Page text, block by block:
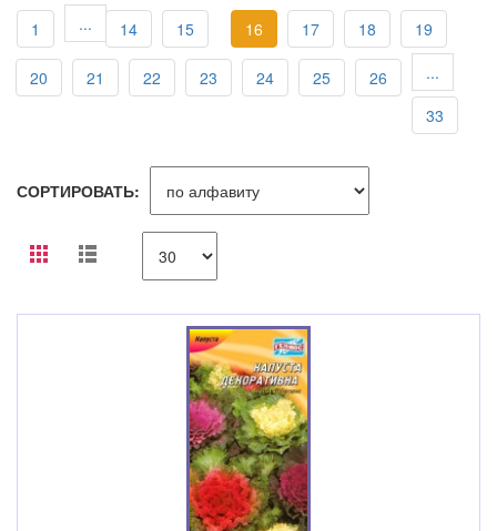
1 ... 14 15 16 17 18 19
20 21 22 23 24 25 26
...
33
СОРТИРОВАТЬ: